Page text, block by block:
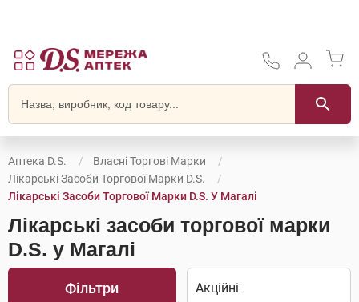
Аптека D.S.
Власні Торгові Марки
Лікарські Засоби Торгової Марки D.S.
Лікарські Засоби Торгової Марки D.S. У Магалі
Лікарські засоби торгової марки
D.S. у Магалі
Фільтри